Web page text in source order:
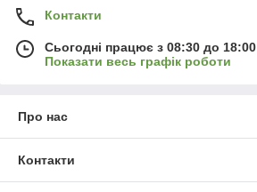
Контакти
Сьогодні працює з 08:30 до 18:00
Показати весь графік роботи
Про нас
Контакти